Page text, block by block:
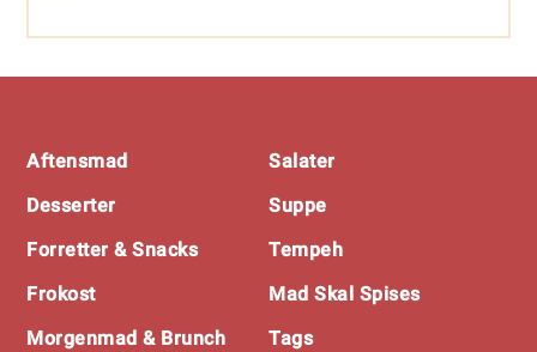
Aftensmad
Desserter
Forretter & Snacks
Frokost
Morgenmad & Brunch
Salater
Suppe
Tempeh
Mad Skal Spises
Tags